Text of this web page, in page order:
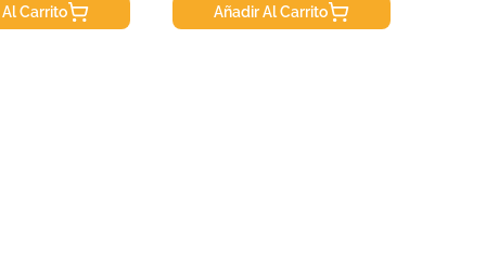
Carrito Añadir Al Carrito